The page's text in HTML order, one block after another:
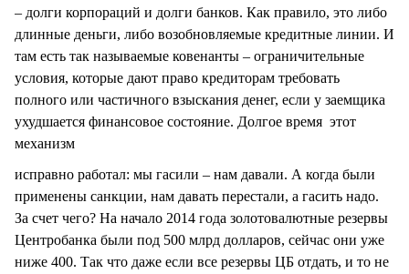
– долги корпораций и долги банков. Как правило, это либо
длинные деньги, либо возобновляемые кредитные линии. И
там есть так называемые ковенанты – ограничительные
условия, которые дают право кредиторам требовать
полного или частичного взыскания денег, если у заемщика
ухудшается финансовое состояние. Долгое время этот
механизм
исправно работал: мы гасили – нам давали. А когда были
применены санкции, нам давать перестали, а гасить надо.
За счет чего? На начало 2014 года золотовалютные резервы
Центробанка были под 500 млрд долларов, сейчас они уже
ниже 400. Так что даже если все резервы ЦБ отдать, и то не